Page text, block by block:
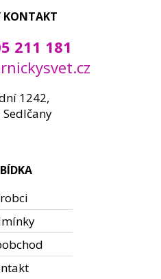
KONTAKT
211 181
1242,
Sedlčany